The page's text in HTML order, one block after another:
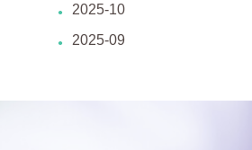
2025-10
2025-09